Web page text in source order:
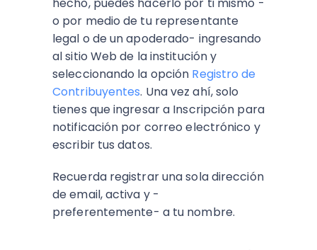
o por medio de tu representante
legal o de un apoderado- ingresando
al sitio Web de la institución y
seleccionando la opción Registro de
Contribuyentes. Una vez ahí, solo
tienes que ingresar a Inscripción para
notificación por correo electrónico y
escribir tus datos.
Recuerda registrar una sola dirección
de email, activa y -
preferentemente- a tu nombre.